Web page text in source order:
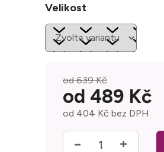
Velikost
od 639 Kč
od 489 Kč
od 404 Kč bez DPH